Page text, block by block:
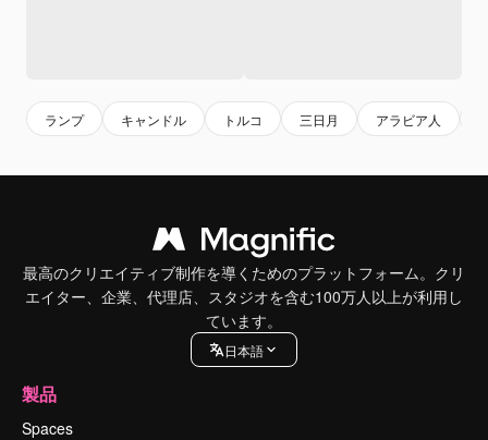
ランプ キャンドル トルコ 三日月 アラビア人
最高のクリエイティブ制作を導くためのプラットフォーム。クリ
エイター、企業、代理店、スタジオを含む100万人以上が利用し
ています。
日本語
製品
Spaces